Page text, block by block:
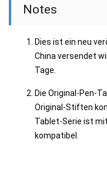
Notes
Dies ist ein neu
China versendet
Tage.
Die Original-Pen-
Original-Stiften
Tablet-Serie ist
kompatibel.